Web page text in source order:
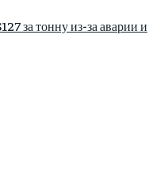
за тонну из-за аварии и